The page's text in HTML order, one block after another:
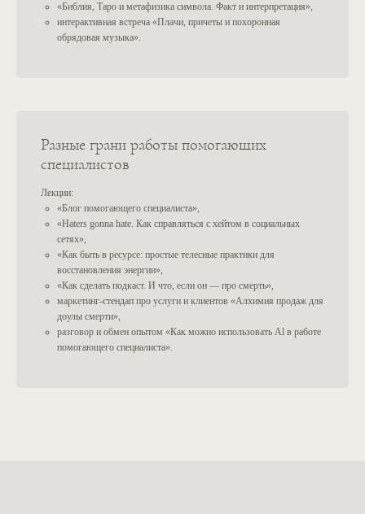
«Библия, Таро и метафизика символа. Факт и интерпретация»,
интерактивная встреча «Плачи, причеты и похоронная
обрядовая музыка».
Разные грани работы помогающих
специалистов
Лекции:
«Блог помогающего специалиста»,
«Haters gonna hate. Как справляться с хейтом в социальных
сетях»,
«Как быть в ресурсе: простые телесные практики для
восстановления энергии»,
«Как сделать подкаст. И что, если он — про смерть»,
маркетинг-стендап про услуги и клиентов «Алхимия продаж для
доулы смерти»,
разговор и обмен опытом «Как можно использовать Al в работе
помогающего специалиста».
ВСЕ ПРАВА НА МАТЕРИАЛЫ САЙТА ПРИНАДЛЕЖАТ
© IE ALEXANDRA WICKENDEN
ОФЕРТА НА ОКАЗАНИЕ
ИНФОРМАЦИОННЫХ УСЛУГ
ПОЛИТИКА ОБРАБОТКИ
ПЕРСОНАЛЬНЫХ ДАННЫХ